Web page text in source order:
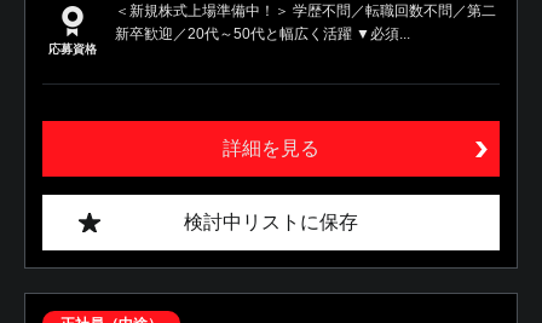
応募資格
＜新規株式上場準備中！＞ 学歴不問／転職回数不問／第二
新卒歓迎／20代～50代と幅広く活躍 ▼必須...
詳細を見る
検討中リストに保存